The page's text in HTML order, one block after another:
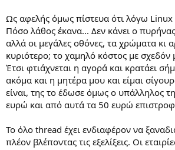
Ως αφελής όμως πίστευα ότι λόγω Linux
Πόσο λάθος έκανα... Δεν κάνει ο
αλλά οι μεγάλες οθόνες, τα χρώματα κι
κυριότερο; το χαμηλό κόστος με σχεδόν
Έτσι φτιάχνεται η αγορά και κρατάει
ακόμα και η μητέρα μου και είμαι
είναι, της το έδωσε όμως ο υπάλληλος
ευρώ και από αυτά τα 50 ευρώ
Το όλο thread έχει ενδιαφέρον να
πλέον βλέποντας τις εξελίξεις. Οι